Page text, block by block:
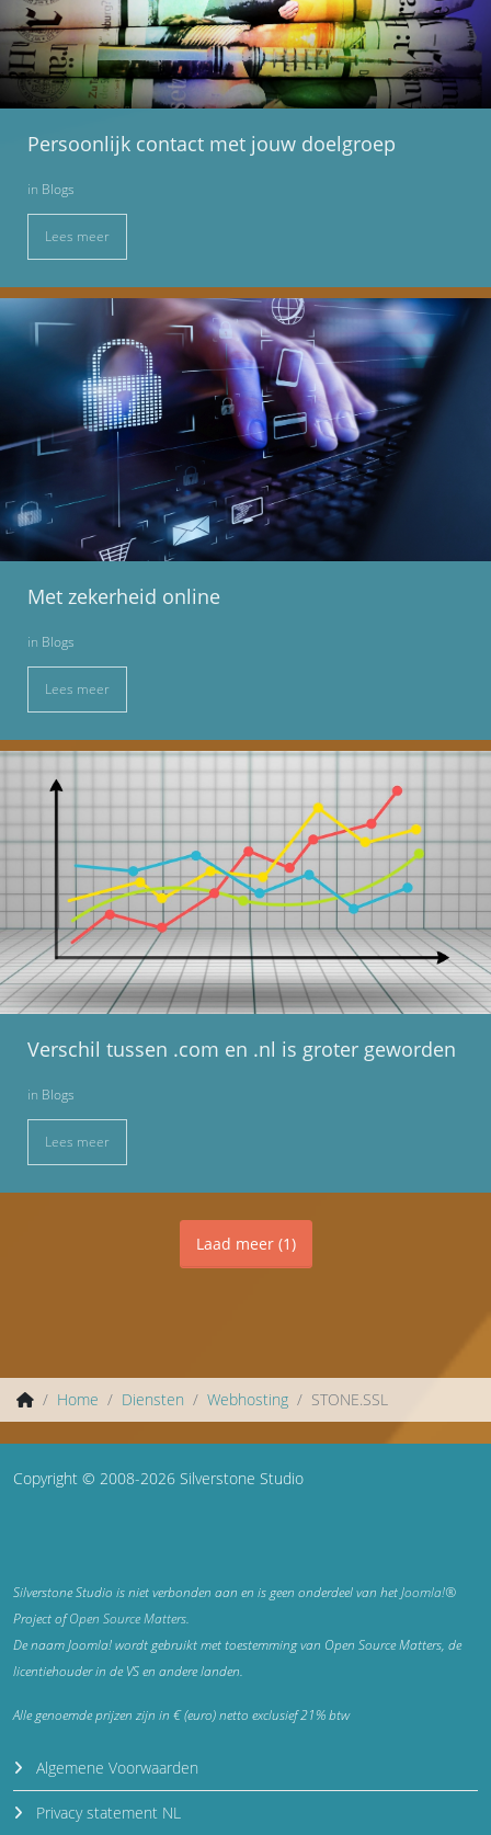
Persoonlijk contact met jouw doelgroep
in Blogs
Lees meer
Met zekerheid online
in Blogs
Lees meer
Verschil tussen .com en .nl is groter geworden
in Blogs
Lees meer
Laad meer(1)
Home Diensten Webhosting STONE.SSL
Copyright © 2008-2026 Silverstone Studio
Silverstone Studio is niet verbonden aan en is geen onderdeel van hetJoomla!®
Project ofOpen Source Matters.
De naam Joomla! wordt gebruikt met toestemming van Open Source Matters, de
licentiehouder in de VS en andere landen.
Alle genoemde prijzen zijn in € (euro) netto exclusief 21% btw
Algemene Voorwaarden
Privacy statement NL